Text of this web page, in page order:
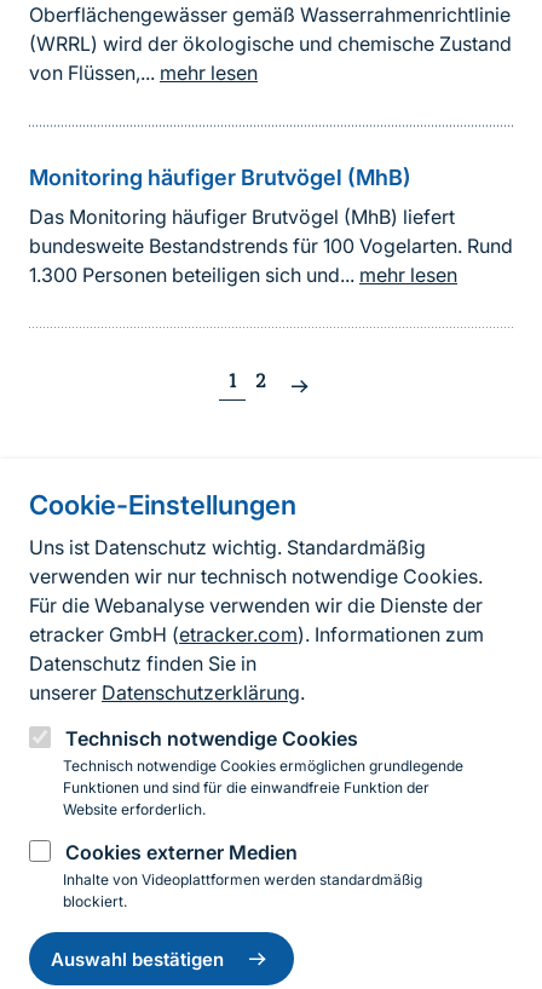
Cookie-Einstellungen
Uns ist Datenschutz wichtig. Standardmäßig
verwenden wir nur technisch notwendige Cookies.
Für die Webanalyse verwenden wir die Dienste der
etracker GmbH (etracker.com). Informationen zum
Datenschutz finden Sie in
unserer Datenschutzerklärung.
Technisch notwendige Cookies
Technisch notwendige Cookies ermöglichen grundlegende
Funktionen und sind für die einwandfreie Funktion der
Website erforderlich.
Cookies externer Medien
Inhalte von Videoplattformen werden standardmäßig
blockiert.
Auswahl bestätigen
Einwilligung
zurückziehen
Oberflächengewässer gemäß Wasserrahmenrichtlinie
(WRRL) wird der ökologische und chemische Zustand
von Flüssen,... mehr lesen
Monitoring häufiger Brutvögel (MhB)
Das Monitoring häufiger Brutvögel (MhB) liefert
bundesweite Bestandstrends für 100 Vogelarten. Rund
1.300 Personen beteiligen sich und... mehr lesen
1 2
Nächste
Seite
FußzeileKontakt
FAQ
Erklärung zur Barrierefreiheit
Datenschutzerklärung
Impressum
BfN-Webauftritt
YouTubeLinkedIn
© 2026 Bundesamt für Naturschutz